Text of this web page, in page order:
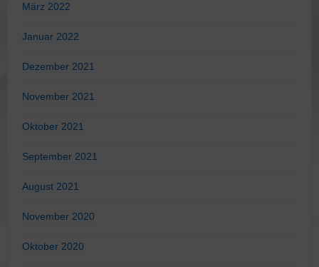
März 2022
Januar 2022
Dezember 2021
November 2021
Oktober 2021
September 2021
August 2021
November 2020
Oktober 2020